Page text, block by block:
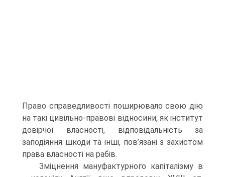
Право справедливості поширювало свою дію
на такі цивільно-правові відносини, як інститут
довірчої власності, відповідальність за
заподіяння шкоди та інші, пов’язані з захистом
права власності на рабів.
Зміцнення мануфактурного капіталізму в